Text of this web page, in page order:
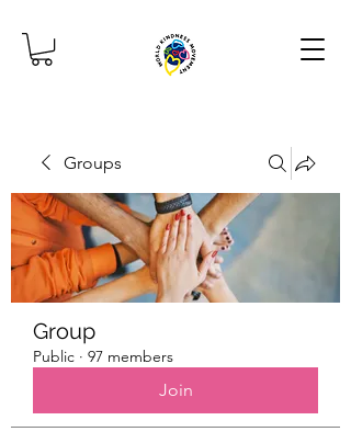
Groups
Group
Public · 97 members
Join